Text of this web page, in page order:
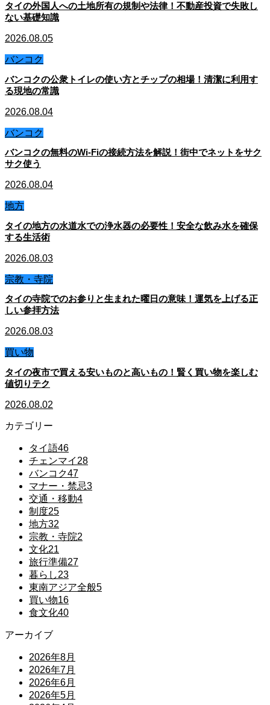
タイの外国人への土地所有の規制や法律！不動産投資で失敗し
ない基礎知識
2026.08.05
バンコク
バンコクの公衆トイレの使い方とチップの相場！清潔に利用す
る現地の常識
2026.08.04
バンコク
バンコクの無料のWi-Fiの接続方法を解説！街中でネットをサク
サク使う
2026.08.04
地方
タイの地方の水道水での浄水器の必要性！安全な飲み水を確保
する生活術
2026.08.03
宗教・寺院
タイの寺院でのお参りと生まれた曜日の意味！運気を上げる正
しい参拝方法
2026.08.03
買い物
タイの夜市で買える安いものと高いもの！賢く買い物を楽しむ
値切りテク
2026.08.02
カテゴリー
タイ語46
チェンマイ 28
バンコク47
マナー・禁忌3
交通・移動4
制度25
地方32
宗教・寺院2
文化21
旅行準備27
暮らし23
東南アジア全般5
買い物16
食文化40
アーカイブ
2026年8月
2026年7月
2026年6月
2026年5月